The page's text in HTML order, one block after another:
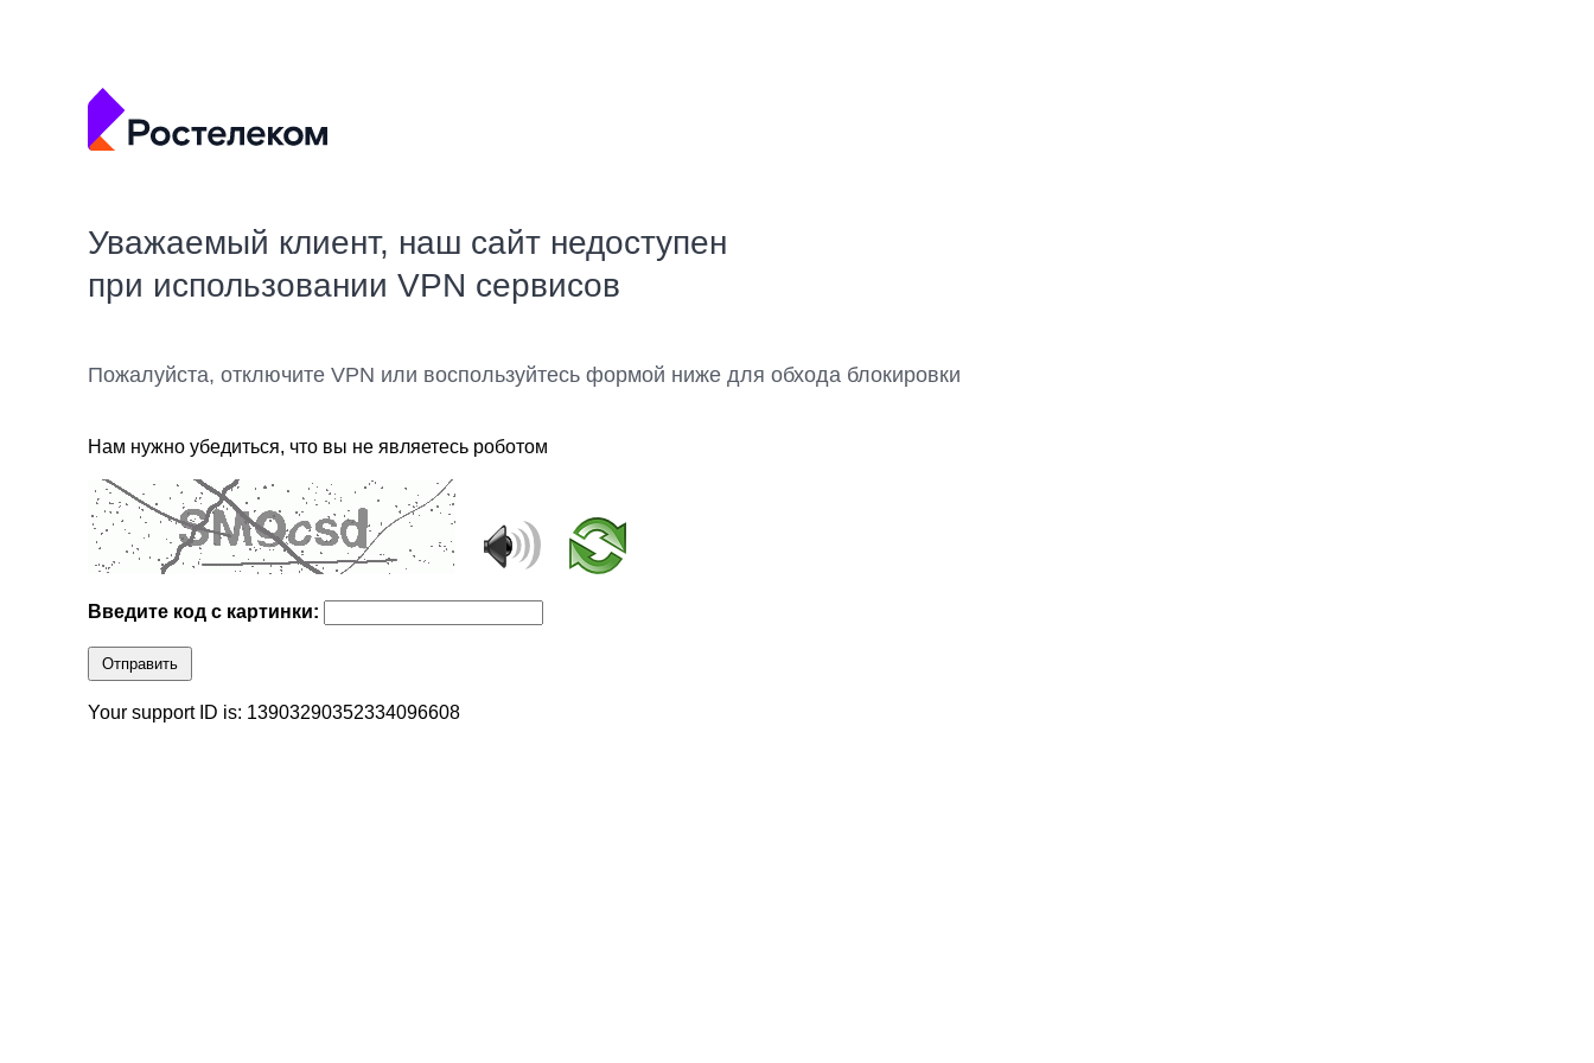
Уважаемый клиент, наш сайт недоступен
при использовании VPN сервисов
Пожалуйста, отключите VPN или воспользуйтесь формой ниже для обхода блокировки
Нам нужно убедиться, что вы не являетесь роботом
Введите код с картинки:
Отправить
Your support ID is: 13903290352334096608